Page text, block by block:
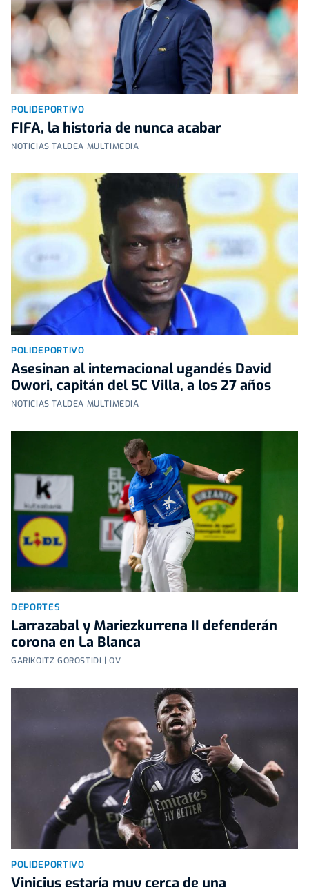
POLIDEPORTIVO
FIFA, la historia de nunca acabar
NOTICIAS TALDEA MULTIMEDIA
POLIDEPORTIVO
Asesinan al internacional ugandés David
Owori, capitán del SC Villa, a los 27 años
NOTICIAS TALDEA MULTIMEDIA
DEPORTES
Larrazabal y Mariezkurrena II defenderán
corona en La Blanca
GARIKOITZ GOROSTIDI | OV
POLIDEPORTIVO